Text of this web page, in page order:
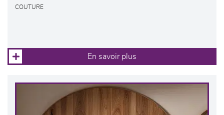
COUTURE
En savoir plus